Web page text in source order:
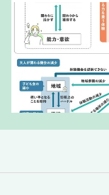
「夏休みの